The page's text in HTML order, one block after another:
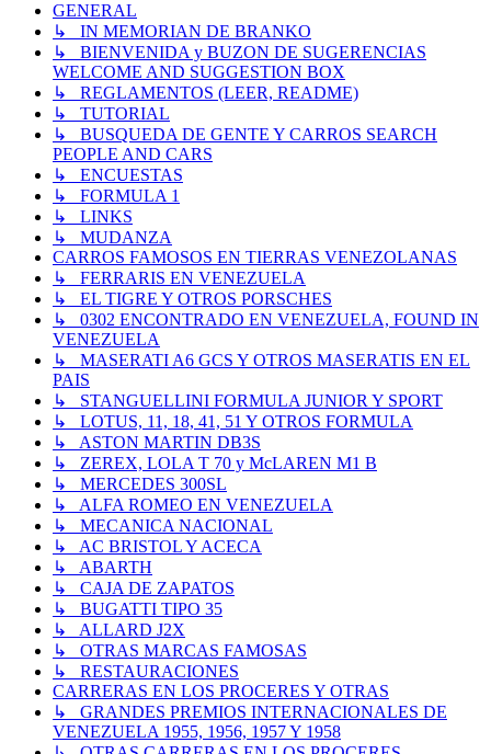
GENERAL
↳ IN MEMORIAN DE BRANKO
↳ BIENVENIDA y BUZON DE SUGERENCIAS
WELCOME AND SUGGESTION BOX
↳ REGLAMENTOS (LEER, README)
↳ TUTORIAL
↳ BUSQUEDA DE GENTE Y CARROS SEARCH
PEOPLE AND CARS
↳ ENCUESTAS
↳ FORMULA 1
↳ LINKS
↳ MUDANZA
CARROS FAMOSOS EN TIERRAS VENEZOLANAS
↳ FERRARIS EN VENEZUELA
↳ EL TIGRE Y OTROS PORSCHES
↳ 0302 ENCONTRADO EN VENEZUELA, FOUND IN
VENEZUELA
↳ MASERATI A6 GCS Y OTROS MASERATIS EN EL
PAIS
↳ STANGUELLINI FORMULA JUNIOR Y SPORT
↳ LOTUS, 11, 18, 41, 51 Y OTROS FORMULA
↳ ASTON MARTIN DB3S
↳ ZEREX, LOLA T 70 y McLAREN M1 B
↳ MERCEDES 300SL
↳ ALFA ROMEO EN VENEZUELA
↳ MECANICA NACIONAL
↳ AC BRISTOL Y ACECA
↳ ABARTH
↳ CAJA DE ZAPATOS
↳ BUGATTI TIPO 35
↳ ALLARD J2X
↳ OTRAS MARCAS FAMOSAS
↳ RESTAURACIONES
CARRERAS EN LOS PROCERES Y OTRAS
↳ GRANDES PREMIOS INTERNACIONALES DE
VENEZUELA 1955, 1956, 1957 Y 1958